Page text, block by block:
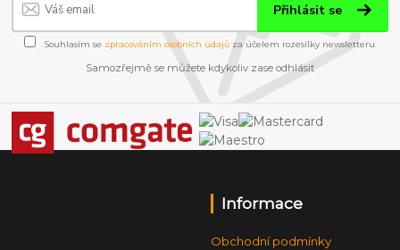
Přihlásit se
Souhlasím se zpracováním osobních údajůza účelem rozesílky newsletteru.
Samozřejmě se můžete kdykoliv zase odhlásit
Informace
Obchodní podmínky